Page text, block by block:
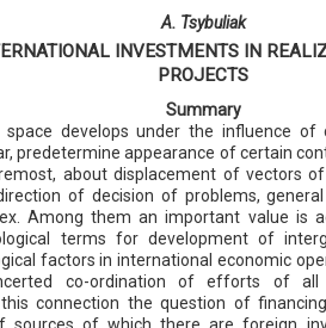
A. Tsybuliak
INVESTMENTS IN
PROJECTS
Summary
space develops under the influence of
predetermine appearance of certain
about displacement of vectors
of decision of problems,
Among them an important value is
terms for development of
factors in international economic
co-ordination of efforts of all
connection the question of
sources of which there are foreign